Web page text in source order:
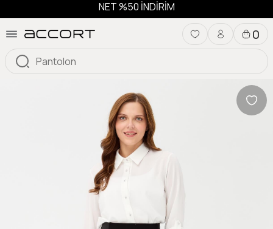
NET %50 İNDİRİM
0